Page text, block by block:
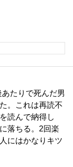
たりで死んだ男
。これは再読不
読んで納得し
落ちる。2回楽
にはかなりキツ